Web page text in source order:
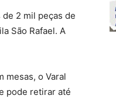
2 mil peças de
São Rafael. A
mesas, o Varal
pode retirar até